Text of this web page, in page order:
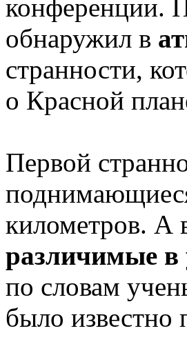
конференции.
обнаружил в
странности,
о Красной
Первой
километров. А
различимые в
по словам
было известно